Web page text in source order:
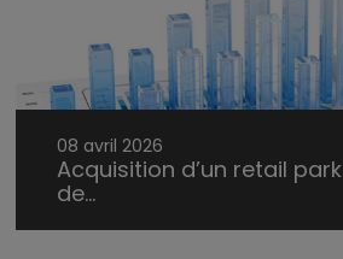
08 avril 2026
Acquisition d’un retail park
de...